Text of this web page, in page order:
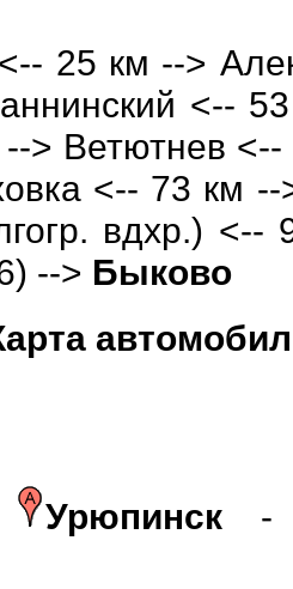
<-- 25 км -->
<--
> Ветютнев
<-- 73 км
вдхр.) <--
--> Быково
Урюпинск